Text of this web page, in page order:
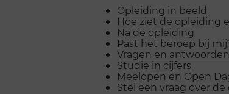
Opleiding in beeld
Hoe ziet de opleiding
Na de opleiding
Past het beroep bij
Vragen en antwoorden
Studie in cijfers
Meelopen en Open
Stel een vraag over